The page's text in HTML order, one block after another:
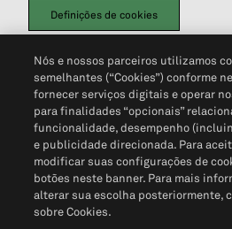
Definições de cookies
Política de PrivacidadePortal de
Não Venda Minhas Informações Pessoais
Nós e nossos parceiros utilizamos
semelhantes (“Cookies”) conforme
fornecer serviços digitais e operar
para finalidades “opcionais”
funcionalidade, desempenho
e publicidade direcionada. Para
modificar suas configurações de
botões neste banner. Para mais
alterar sua escolha posteriormente,
sobre Cookies.